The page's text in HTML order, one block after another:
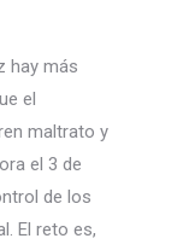
hay más
el
maltrato y
el 3 de
de los
El reto es,